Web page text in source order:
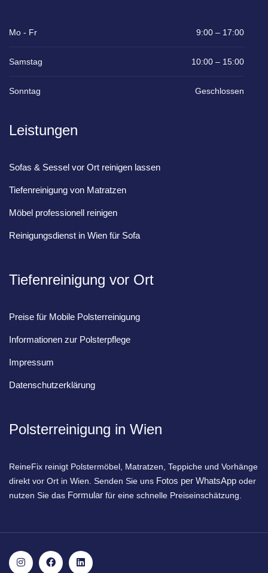
Mo - Fr 9:00 – 17:00
Samstag 10:00 – 15:00
Sonntag Geschlossen
Leistungen
Sofas & Sessel vor Ort reinigen lassen
Tiefenreinigung von Matratzen
Möbel professionell reinigen
Reinigungsdienst in Wien für Sofa
Tiefenreinigung vor Ort
Preise für Mobile Polsterreinigung
Informationen zur Polsterpflege
Impressum
Datenschutzerklärung
Polsterreinigung in Wien
ReineFix reinigt Polstermöbel, Matratzen, Teppiche und Vorhänge
direkt vor Ort in Wien. Senden Sie uns Fotos per WhatsApp oder
nutzen Sie das Formular für eine schnelle Preiseinschätzung.